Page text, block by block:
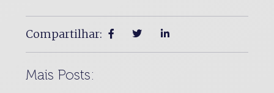
Compartilhar:
Mais Posts: